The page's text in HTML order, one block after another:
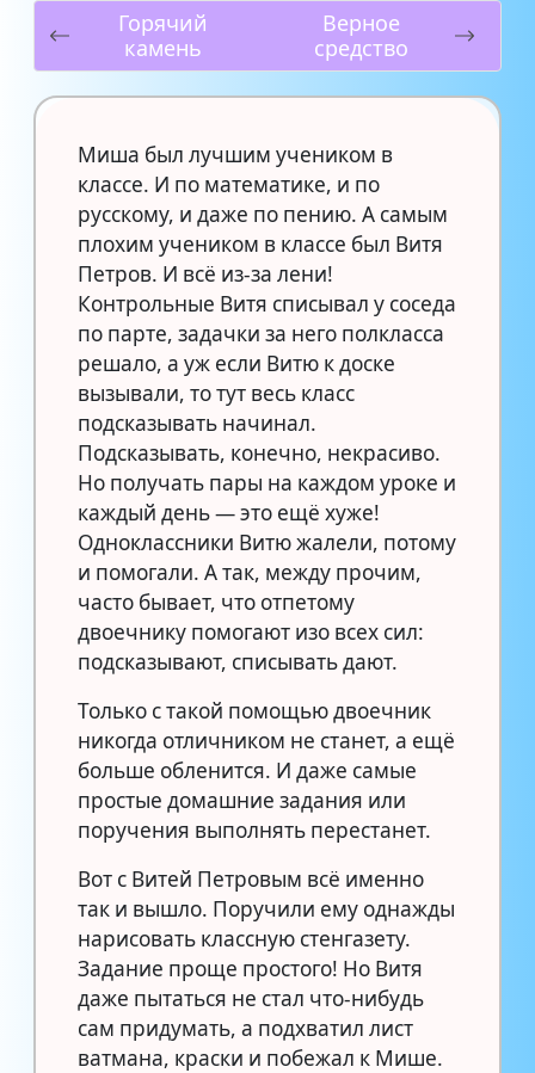
Горячий
камень
Верное
средство
Миша был лучшим учеником в
классе. И по математике, и по
русскому, и даже по пению. А самым
плохим учеником в классе был Витя
Петров. И всё из-за лени!
Контрольные Витя списывал у соседа
по парте, задачки за него полкласса
решало, а уж если Витю к доске
вызывали, то тут весь класс
подсказывать начинал.
Подсказывать, конечно, некрасиво.
Но получать пары на каждом уроке и
каждый день — это ещё хуже!
Одноклассники Витю жалели, потому
и помогали. А так, между прочим,
часто бывает, что отпетому
двоечнику помогают изо всех сил:
подсказывают, списывать дают.
Только с такой помощью двоечник
никогда отличником не станет, а ещё
больше обленится. И даже самые
простые домашние задания или
поручения выполнять перестанет.
Вот с Витей Петровым всё именно
так и вышло. Поручили ему однажды
нарисовать классную стенгазету.
Задание проще простого! Но Витя
даже пытаться не стал что-нибудь
сам придумать, а подхватил лист
ватмана, краски и побежал к Мише.